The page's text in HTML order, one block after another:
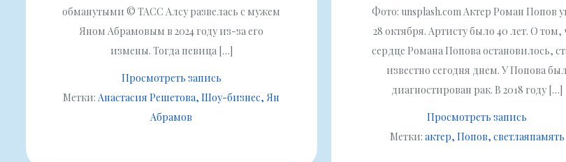
обманутыми © ТАСС Алсу развелась с мужем
Яном Абрамовым в 2024 году из-за его
измены. Тогда певица […]
Просмотреть запись
Метки:Анастасия Решетова Шоу-бизнес Ян
Абрамов
Фото: unsplash.com Актер Роман Попов
28 октября. Артисту было 40 лет. О том,
сердце Романа Попова остановилось,
известно сегодня днем. У Попова был
диагностирован рак. В 2018 году […]
Просмотреть запись
Метки: актер Попов светлаяпамять